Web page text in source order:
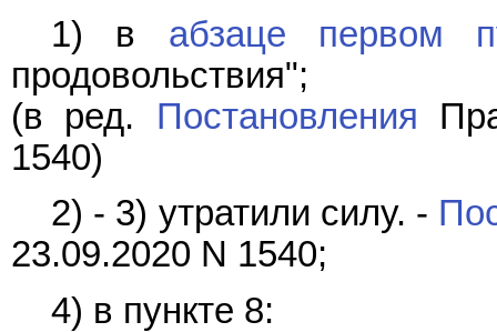
1) в абзаце первом
продовольствия";
(в ред. Постановления
1540)
2) - 3) утратили силу. -
23.09.2020 N 1540;
4) в пункте 8: